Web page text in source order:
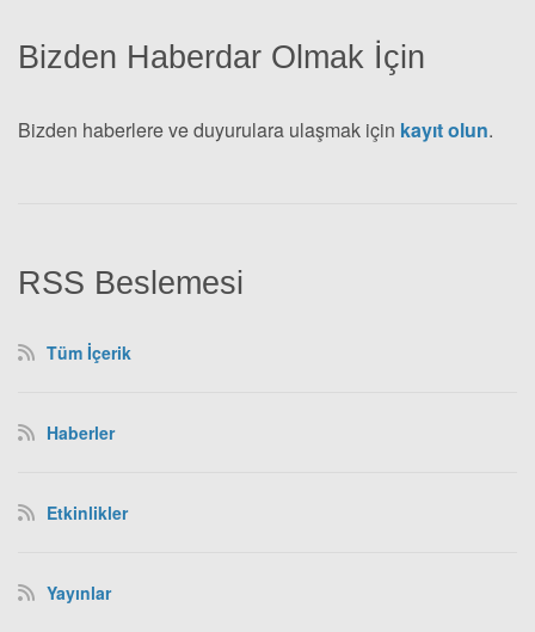
RSS Beslemesi
Tüm İçerik
Haberler
Etkinlikler
Yayınlar
Bizden Haberdar Olmak İçin
Bizden haberlere ve duyurulara ulaşmak için kayıt olun.